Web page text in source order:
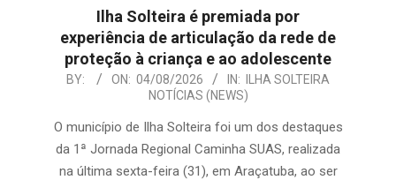
Ilha Solteira é premiada por
experiência de articulação da rede de
proteção à criança e ao adolescente
2026-
04
BY: ON: 04/08/2026 IN:
ILHA SOLTEIRA
NOTÍCIAS (NEWS)
O município de Ilha Solteira foi um dos destaques
da 1ª Jornada Regional Caminha SUAS, realizada
na última sexta-feira (31), em Araçatuba, ao ser